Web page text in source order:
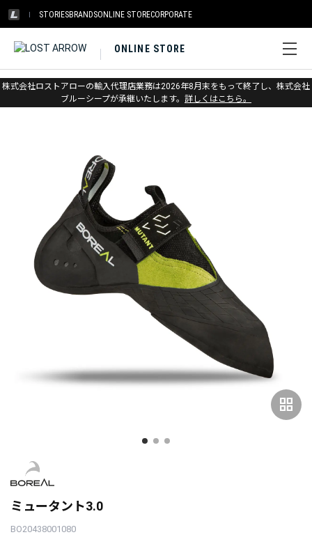
STORIESBRANDSONLINE STORECORPORATE
ONLINE STORE
株式会社ロストアローの輸入代理店業務は2026年8月末をもって終了し、株式会社
ブルーシープが承継いたします。 詳しくはこちら。
ホーム > ボリエール > クライミングシューズ
grid_view
ミュータント3.0
BO20438001080